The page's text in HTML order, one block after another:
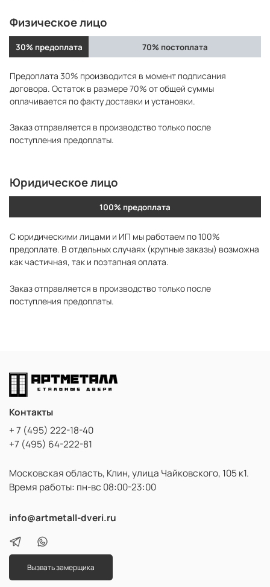
Физическое лицо
30% предоплата 70% постоплата
Предоплата 30% производится в момент подписания
договора. Остаток в размере 70% от общей суммы
оплачивается по факту доставки и установки.
Заказ отправляется в производство только после
поступления предоплаты.
Юридическое лицо
100% предоплата
С юридическими лицами и ИП мы работаем по 100%
предоплате. В отдельных случаях (крупные заказы) возможна
как частичная, так и поэтапная оплата.
Заказ отправляется в производство только после
поступления предоплаты.
Контакты
+ 7 (495) 222-18-40
+7 (495) 64-222-81
Московская область, Клин, улица Чайковского, 105 к1.
Время работы: пн-вс 08:00-23:00
info@artmetall-dveri.ru
Вызвать замерщика